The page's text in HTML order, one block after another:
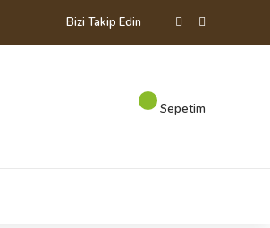
Bizi Takip Edin
Sepetim